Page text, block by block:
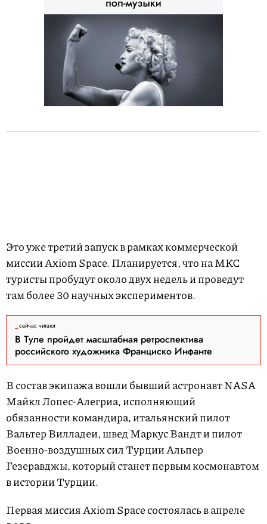
Это уже третий запуск в рамках коммерческой
миссии Axiom Space. Планируется, что на МКС
туристы пробудут около двух недель и проведут
там более 30 научных экспериментов.
сейчас читают
В Туле пройдет масштабная ретроспектива
российского художника Франциско Инфанте
В состав экипажа вошли бывший астронавт NASA
Майкл Лопес-Алегриа, исполняющий
обязанности командира, итальянский пилот
Вальтер Вилладеи, швед Маркус Вандт и пилот
Военно-воздушных сил Турции Альпер
Гезеравджы, который станет первым космонавтом
в истории Турции.
Первая миссия Axiom Space состоялась в апреле